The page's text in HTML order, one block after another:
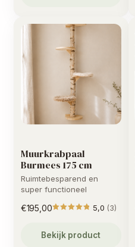
Muurkrabpaal
Burmees 175 cm
Ruimtebesparend en
super functioneel
€195,00 5,0 (3)
Bekijk product